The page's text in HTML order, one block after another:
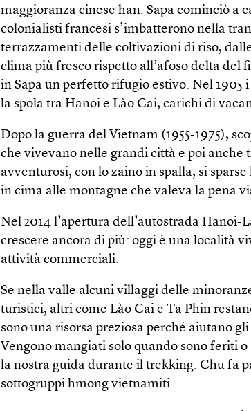
maggioranza cinese han. Sapa cominciò a
colonialisti francesi s’imbatterono nella
terrazzamenti delle coltivazioni di riso,
clima più fresco rispetto all’afoso delta del
in Sapa un perfetto rifugio estivo. Nel
la spola tra Hanoi e Lào Cai, carichi di
Dopo la guerra del Vietnam (1955-1975),
che vivevano nelle grandi città e poi anche
avventurosi, con lo zaino in spalla, si
in cima alle montagne che valeva la pena
Nel 2014 l’apertura dell’autostrada Hanoi-
crescere ancora di più: oggi è una località
attività commerciali.
Se nella valle alcuni villaggi delle
turistici, altri come Lào Cai e Ta Phin
sono una risorsa preziosa perché aiutano
Vengono mangiati solo quando sono feriti
la nostra guida durante il trekking. Chu fa
sottogruppi hmong vietnamiti.